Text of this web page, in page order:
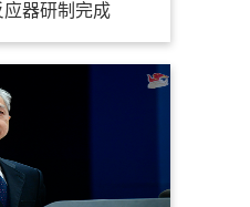
器研制完成